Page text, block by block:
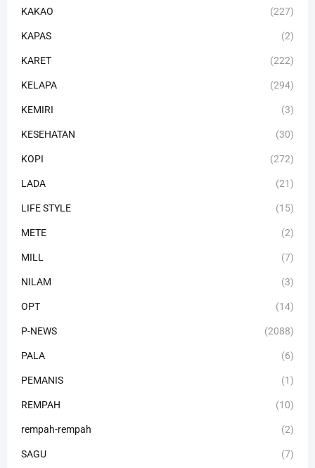
KAKAO (227)
KAPAS (2)
KARET (222)
KELAPA (294)
KEMIRI (3)
KESEHATAN (30)
KOPI (272)
LADA (21)
LIFE STYLE (15)
METE (2)
MILL (7)
NILAM (3)
OPT (14)
P-NEWS (2088)
PALA (6)
PEMANIS (1)
REMPAH (10)
rempah-rempah (2)
SAGU (7)